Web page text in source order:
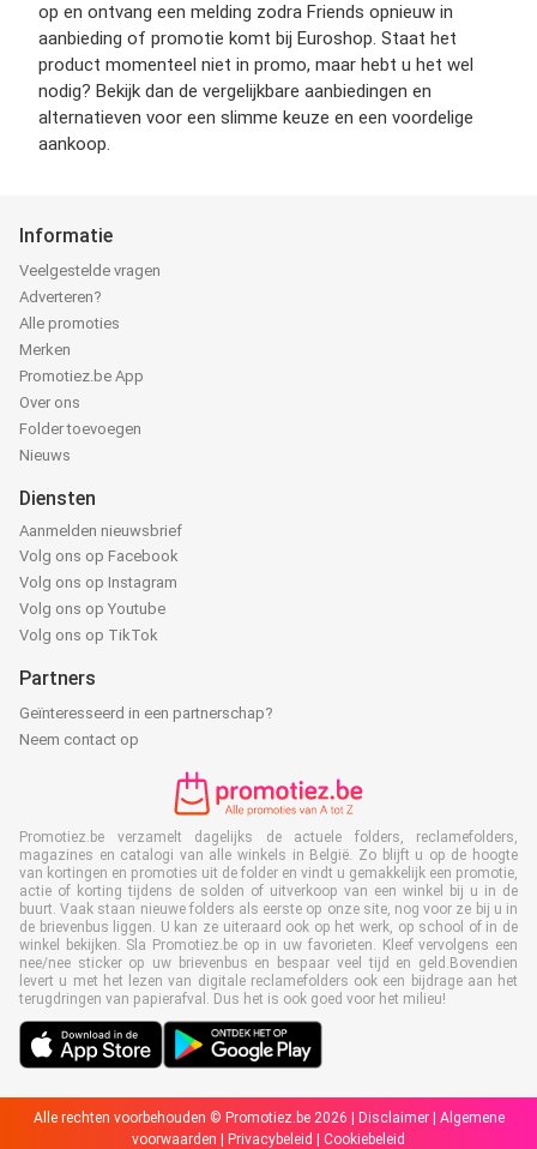
op en ontvang een melding zodra Friends opnieuw in
aanbieding of promotie komt bij Euroshop. Staat het
product momenteel niet in promo, maar hebt u het wel
nodig? Bekijk dan de vergelijkbare aanbiedingen en
alternatieven voor een slimme keuze en een voordelige
aankoop.
Informatie
Veelgestelde vragen
Adverteren?
Alle promoties
Merken
Promotiez.be App
Over ons
Folder toevoegen
Nieuws
Diensten
Aanmelden nieuwsbrief
Volg ons op Facebook
Volg ons op Instagram
Volg ons op Youtube
Volg ons op TikTok
Partners
Geïnteresseerd in een partnerschap?
Neem contact op
Promotiez.be verzamelt dagelijks de actuele folders, reclamefolders,
magazines en catalogi van alle winkels in België. Zo blijft u op de hoogte
van kortingen en promoties uit de folder en vindt u gemakkelijk een promotie,
actie of korting tijdens de solden of uitverkoop van een winkel bij u in de
buurt. Vaak staan nieuwe folders als eerste op onze site, nog voor ze bij u in
de brievenbus liggen. U kan ze uiteraard ook op het werk, op school of in de
winkel bekijken. Sla Promotiez.be op in uw favorieten. Kleef vervolgens een
nee/nee sticker op uw brievenbus en bespaar veel tijd en geld.Bovendien
levert u met het lezen van digitale reclamefolders ook een bijdrage aan het
terugdringen van papierafval. Dus het is ook goed voor het milieu!
Alle rechten voorbehouden © Promotiez.be 2026 | Disclaimer| Algemene
voorwaarden | Privacybeleid | Cookiebeleid